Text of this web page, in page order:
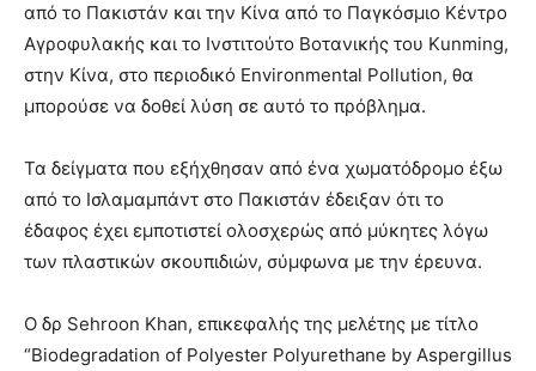
από το Πακιστάν και την Κίνα από το Παγκόσμιο Κέντρο
Αγροφυλακής και το Ινστιτούτο Βοτανικής του Κunming,
στην Κίνα, στο περιοδικό Environmental Pollution, θα
μπορούσε να δοθεί λύση σε αυτό το πρόβλημα.
Τα δείγματα που εξήχθησαν από ένα χωματόδρομο έξω
από το Ισλαμαμπάντ στο Πακιστάν έδειξαν ότι το
έδαφος έχει εμποτιστεί ολοσχερώς από μύκητες λόγω
των πλαστικών σκουπιδιών, σύμφωνα με την έρευνα.
Ο δρ Sehroon Khan, επικεφαλής της μελέτης με τίτλο
“Biodegradation of Polyester Polyurethane by Aspergillus